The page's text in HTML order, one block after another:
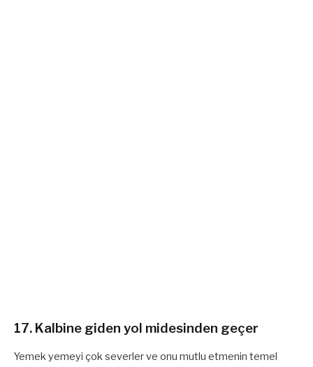
17. Kalbine giden yol midesinden geçer
Yemek yemeyi çok severler ve onu mutlu etmenin temel